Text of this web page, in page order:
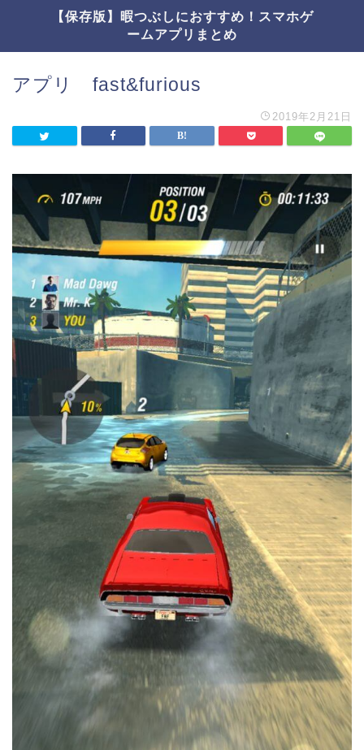
【保存版】暇つぶしにおすすめ！スマホゲ
ームアプリまとめ
アプリ fast&furious
2019年2月21日